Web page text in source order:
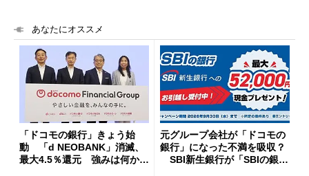
あなたにオススメ
「ドコモの銀行」きょう始
動 「d NEOBANK」消滅、
最大4.5％還元 強みは何か解
元グループ会社が「ドコモの
銀行」になった不満を吸収？
SBI新生銀行が「SBIの銀